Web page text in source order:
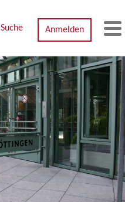
Suche Anmelden